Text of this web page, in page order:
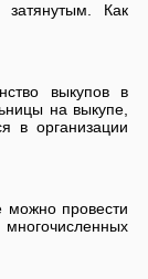
Как
выкупов в
на выкупе,
в организации
можно провести